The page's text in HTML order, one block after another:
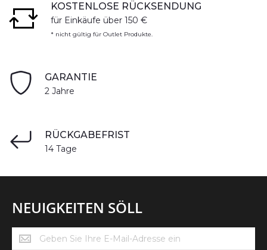
KOSTENLOSE RÜCKSENDUNG
für Einkäufe über 150 €
* nicht gültig für Outlet Produkte.
GARANTIE
2 Jahre
RÜCKGABEFRIST
14 Tage
NEUIGKEITEN SÖLL
Neuigkeiten
Söll